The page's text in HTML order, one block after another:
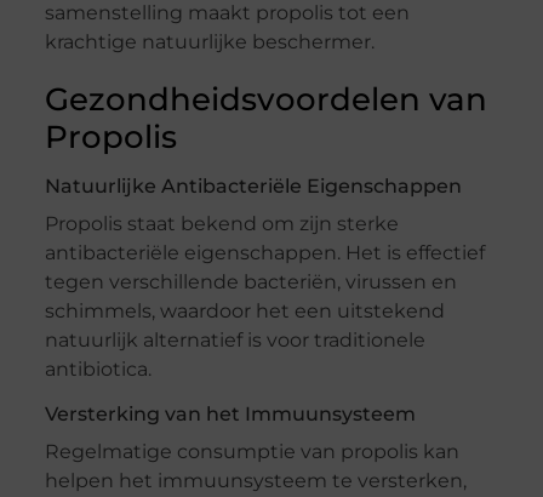
samenstelling maakt propolis tot een
krachtige natuurlijke beschermer.
Gezondheidsvoordelen van
Propolis
Natuurlijke Antibacteriële Eigenschappen
Propolis staat bekend om zijn sterke
antibacteriële eigenschappen. Het is effectief
tegen verschillende bacteriën, virussen en
schimmels, waardoor het een uitstekend
natuurlijk alternatief is voor traditionele
antibiotica.
Versterking van het Immuunsysteem
Regelmatige consumptie van propolis kan
helpen het immuunsysteem te versterken,